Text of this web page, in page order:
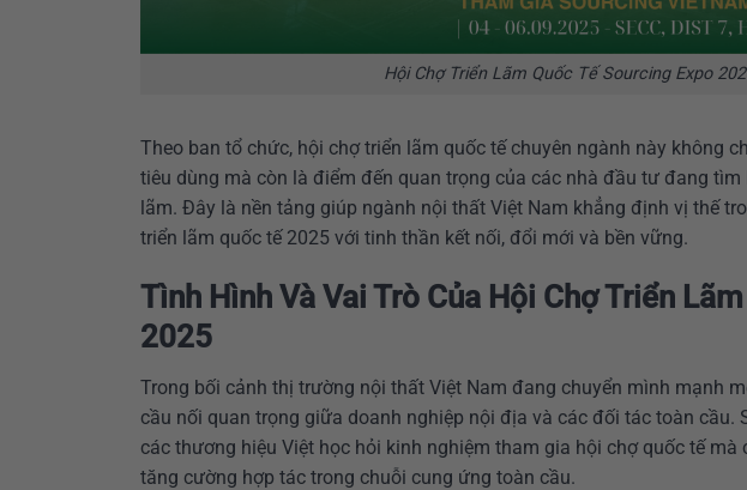
Hội Chợ Triển Lãm Quốc Tế Sourcing Expo
Theo ban tổ chức, hội chợ triển lãm quốc tế chuyên ngành này không
tiêu dùng mà còn là điểm đến quan trọng của các nhà đầu tư đang
lãm. Đây là nền tảng giúp ngành nội thất Việt Nam khẳng định vị thế
triển lãm quốc tế 2025 với tinh thần kết nối, đổi mới và bền vững.
Tình Hình Và Vai Trò Của Hội Chợ Triển
2025
Trong bối cảnh thị trường nội thất Việt Nam đang chuyển mình mạnh
cầu nối quan trọng giữa doanh nghiệp nội địa và các đối tác toàn cầu.
các thương hiệu Việt học hỏi kinh nghiệm tham gia hội chợ quốc tế
tăng cường hợp tác trong chuỗi cung ứng toàn cầu.